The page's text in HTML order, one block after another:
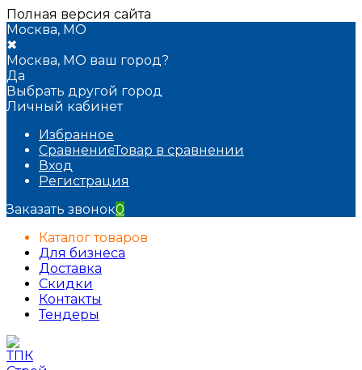
Полная версия сайта
Москва, МО
✖
Москва, МО ваш город?
Да
Выбрать другой город
Личный кабинет
Избранное
СравнениеТовар в сравнении
Вход
Регистрация
Заказать звонок0
Каталог товаров
Для бизнеса
Доставка
Скидки
Контакты
Тендеры